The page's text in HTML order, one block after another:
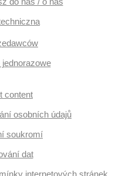
jednorazowe
content
osobních údajů
soukromí
dat
internetových stránek